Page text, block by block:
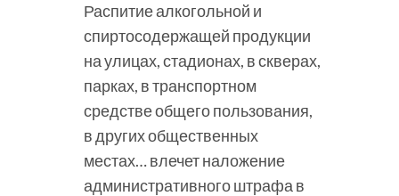
Распитие алкогольной и
спиртосодержащей продукции
на улицах, стадионах, в скверах,
парках, в транспортном
средстве общего пользования,
в других общественных
местах… влечет наложение
административного штрафа в